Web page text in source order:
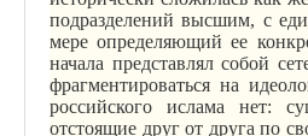
подразделений высшим, с
мере определяющий ее
начала представлял собой
фрагментироваться на
российского ислама нет:
отстоящие друг от друга по